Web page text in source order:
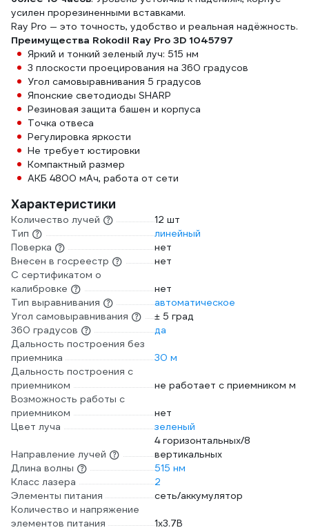
усилен прорезиненными вставками.
Ray Pro — это точность, удобство и реальная надёжность.
Преимущества Rokodil Ray Pro 3D 1045797
Яркий и тонкий зеленый луч: 515 нм
3 плоскости проецирования на 360 градусов
Угол самовыравнивания 5 градусов
Японские светодиоды SHARP
Резиновая защита башен и корпуса
Точка отвеса
Регулировка яркости
Не требует юстировки
Компактный размер
АКБ 4800 мАч, работа от сети
Характеристики
Количество лучей
12 шт
Тип
линейный
Поверка
нет
Внесен в госреестр
нет
С сертификатом о
калибровке
нет
Тип выравнивания
автоматическое
Угол самовыравнивания
± 5 град
360 градусов
да
Дальность построения без
приемника
30 м
Дальность построения с
приемником
не работает с приемником м
Возможность работы с
приемником
нет
Цвет луча
зеленый
Направление лучей
4 горизонтальных/8
вертикальных
Длина волны
515 нм
Класс лазера
2
Элементы питания
сеть/аккумулятор
Количество и напряжение
элементов питания
1х3.7B